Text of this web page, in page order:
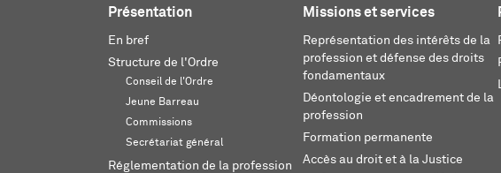
Présentation
En bref
Structure de l'Ordre
Conseil de l'Ordre
Jeune Barreau
Commissions
Secrétariat général
Réglementation de la profession
Missions et services
Représentation des intérêts de la
profession et défense des droits
fondamentaux
Déontologie et encadrement de la
profession
Formation permanente
Accès au droit et à la Justice